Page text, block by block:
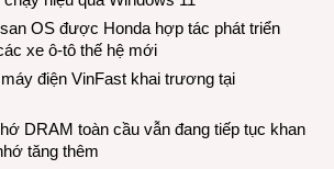
OS được Honda hợp tác phát triển
xe ô-tô thế hệ mới
điện VinFast khai trương tại
DRAM toàn cầu vẫn đang tiếp tục khan
tăng thêm